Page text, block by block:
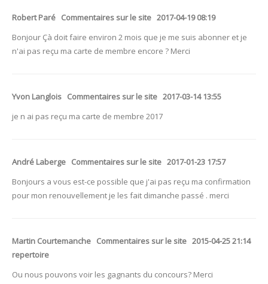
Robert Paré Commentaires sur le site 2017-04-19 08:19
Bonjour Çà doit faire environ 2 mois que je me suis abonner et je
n'ai pas reçu ma carte de membre encore ? Merci
Yvon Langlois Commentaires sur le site 2017-03-14 13:55
je n ai pas reçu ma carte de membre 2017
André Laberge Commentaires sur le site 2017-01-23 17:57
Bonjours a vous est-ce possible que j'ai pas reçu ma confirmation
pour mon renouvellement je les fait dimanche passé . merci
Martin Courtemanche Commentaires sur le site 2015-04-25 21:14
repertoire
Ou nous pouvons voir les gagnants du concours? Merci